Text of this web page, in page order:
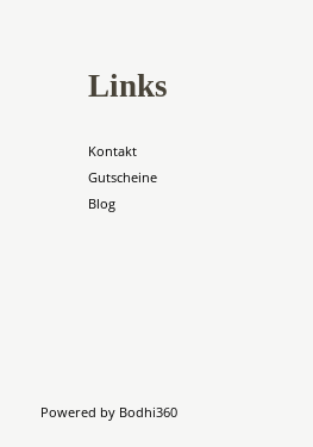
Links
Kontakt
Gutscheine
Blog
Powered by Bodhi360